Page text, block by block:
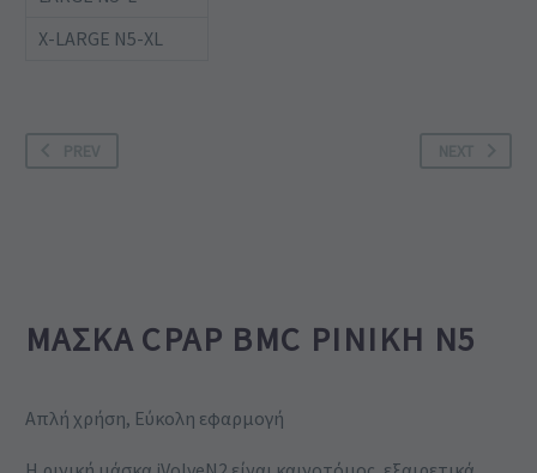
X-LARGE Ν5-XL
ΜΆΣΚΑ CPAP BMC ΡΙΝΙΚΉ Ν5
Απλή χρήση, Εύκολη εφαρμογή